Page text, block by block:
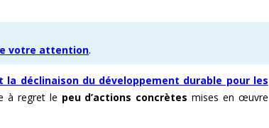
votre attention.
la déclinaison du développement durable pour les
à regret le peu d’actions concrètes mises en œuvre